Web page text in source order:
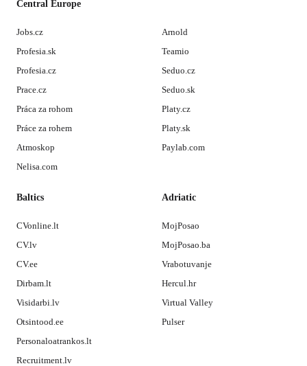
Central Europe
Jobs.cz
Profesia.sk
Profesia.cz
Prace.cz
Práca za rohom
Práce za rohem
Atmoskop
Nelisa.com
Arnold
Teamio
Seduo.cz
Seduo.sk
Platy.cz
Platy.sk
Paylab.com
Baltics
CVonline.lt
CV.lv
CV.ee
Dirbam.lt
Visidarbi.lv
Otsintood.ee
Personaloatrankos.lt
Recruitment.lv
Adriatic
MojPosao
MojPosao.ba
Vrabotuvanje
Hercul.hr
Virtual Valley
Pulser